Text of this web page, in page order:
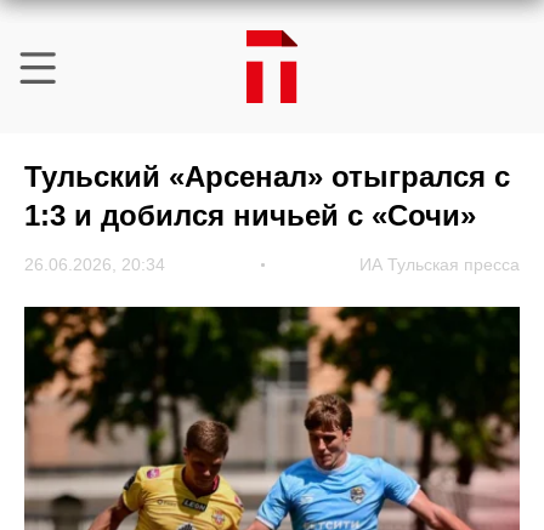
Тульский «Арсенал» отыгрался с
1:3 и добился ничьей с «Сочи»
26.06.2026, 20:34 ИА Тульская пресса